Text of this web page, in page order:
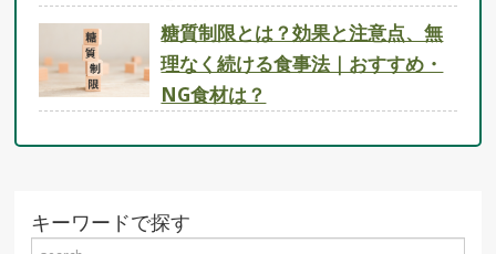
糖質制限とは？効果と注意点、無
理なく続ける食事法｜おすすめ・
NG食材は？
キーワードで探す